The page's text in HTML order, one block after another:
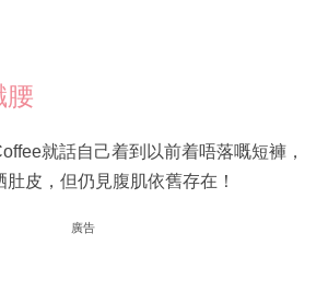
腰
就話自己着到以前着唔落嘅短褲，
皮，但仍見腹肌依舊存在！
廣告